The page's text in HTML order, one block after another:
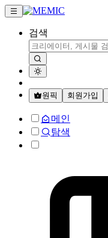
검색
원픽 회원가입
메인
탐색